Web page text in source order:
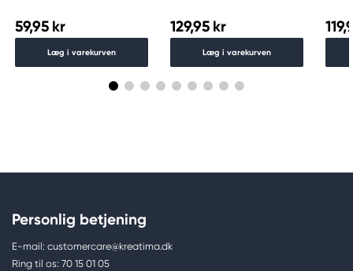
59,95 kr
Læg i varekurven
129,95 kr
Læg i varekurven
Personlig betjening
E-mail: customercare@kreatima.dk
Ring til os: 70 15 01 05